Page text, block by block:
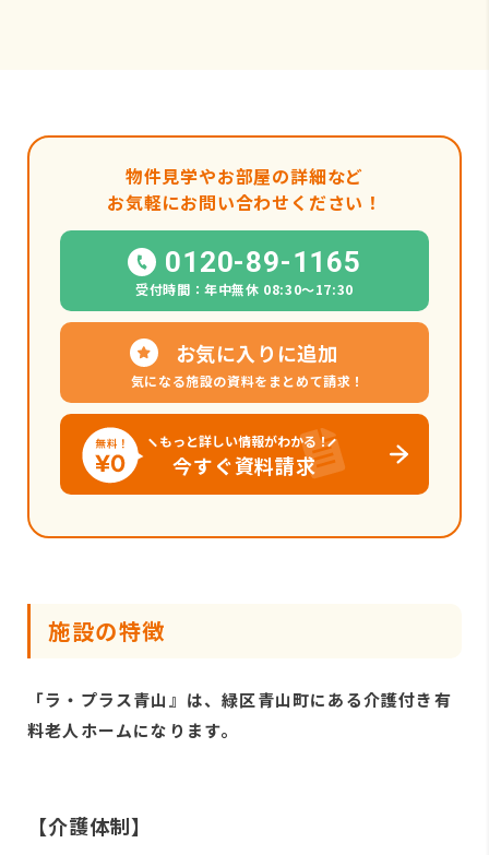
物件見学やお部屋の詳細など
お気軽にお問い合わせください！
0120-89-1165
受付時間：年中無休 08:30〜17:30
お気に入りに追加
気になる施設の資料をまとめて請求！
もっと詳しい情報がわかる！
今すぐ資料請求
施設の特徴
「ラ・プラス青山』は、緑区青山町にある介護付き有
料老人ホームになります。
【介護体制】